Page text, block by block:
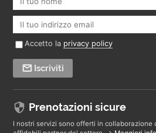
Accetto la privacy policy
Iscriviti
Prenotazioni sicure
I nostri servizi sono offerti in collaborazione